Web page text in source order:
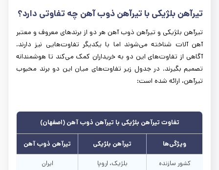
تیرآهن بلژیکی با تیرآهن ذوب آهن چه تفاوتی دارد؟
تیرآهن بلژیکی و تیرآهن ذوب آهن هر دو از برندهای معروف و معتبر
آهن آلات شناخته می‌شوند اما با یکدیگر تفاوت‌هایی نیز دارند.
آگاهی از تفاوت‌های این دو به خریداران کمک می‌کند تا هوشمندانه
تصمیم بگیرند. در جدول زیر تفاوت‌های میان این دو برند محبوب
تیرآهن، ارائه شده است:
تفاوت تیرآهن بلژیکی با تیرآهن ذوب آهن (اصفهان)
ویژگی‌ها تیرآهن بلژیکی تیرآهن ذوب آهن
کشور سازنده بلژیک، اروپا
ایران